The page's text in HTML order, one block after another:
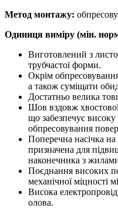
Метод монтажу:
Одиниця виміру (мін.
Виготовлений з
трубчастої форми.
Окрім
а також суміщати
Достатньо велика
Шов вздовж
що забезпечує високу
обпресовування
Поперечна насічка
призначена для
наконечника з
Поєднання високих
механічної міцності
Висока
олова.